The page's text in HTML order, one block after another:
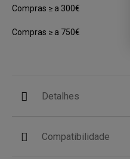
Compras ≥ a 300€
Compras ≥ a 750€
Detalhes
Compatibilidade